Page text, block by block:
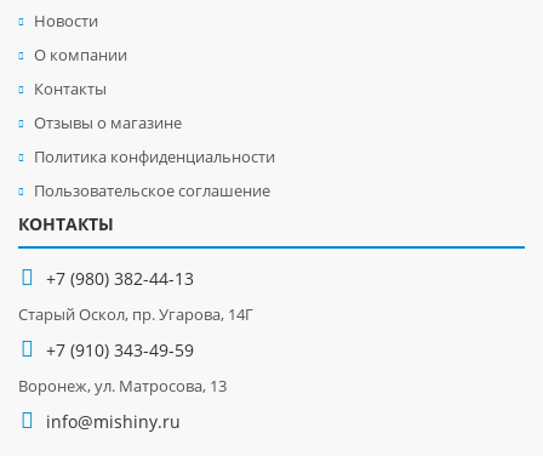
Новости
О компании
Контакты
Отзывы о магазине
Политика конфиденциальности
Пользовательское соглашение
КОНТАКТЫ
+7 (980) 382-44-13
Старый Оскол, пр. Угарова, 14Г
+7 (910) 343-49-59
Воронеж, ул. Матросова, 13
info@mishiny.ru